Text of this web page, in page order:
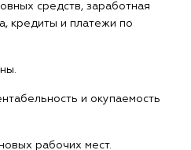
средств, заработная
кредиты и платежи по
и окупаемость
рабочих мест.